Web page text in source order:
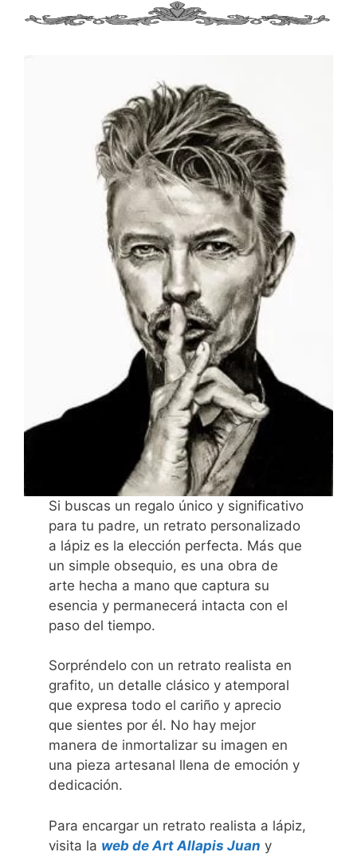
Si buscas un regalo único y significativo
para tu padre, un retrato personalizado
a lápiz es la elección perfecta. Más que
un simple obsequio, es una obra de
arte hecha a mano que captura su
esencia y permanecerá intacta con el
paso del tiempo.
Sorpréndelo con un retrato realista en
grafito, un detalle clásico y atemporal
que expresa todo el cariño y aprecio
que sientes por él. No hay mejor
manera de inmortalizar su imagen en
una pieza artesanal llena de emoción y
dedicación.
Para encargar un retrato realista a lápiz,
visita la web de Art Allapis Juan y